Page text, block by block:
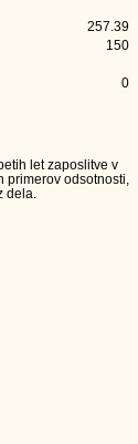
257.39
150
0
let zaposlitve v
odsotnosti,